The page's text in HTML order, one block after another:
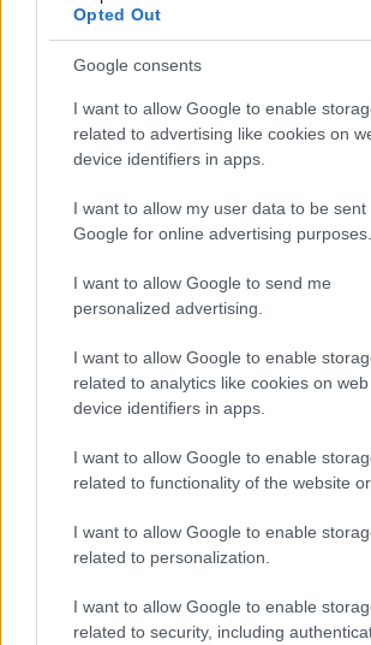
Opted Out
Google consents
I want to allow Google to enable
related to advertising like cookies on
device identifiers in apps.
I want to allow my user data to be sent
Google for online advertising purposes.
I want to allow Google to send me
personalized advertising.
I want to allow Google to enable
related to analytics like cookies on
device identifiers in apps.
I want to allow Google to enable
related to functionality of the website or
I want to allow Google to enable
related to personalization.
I want to allow Google to enable
related to security, including
της Ζωής μας
Οι άνθρωποι, οι αυθεντικές
πολιτισμός που μας ενώνει κάθε
ΟΣΑ ΧΡΕΙΑΖΕΣΑΙ
ΓΙΑ ΤΟ ΚΑΛΟΚΑΙΡΙ ΣΟΥ